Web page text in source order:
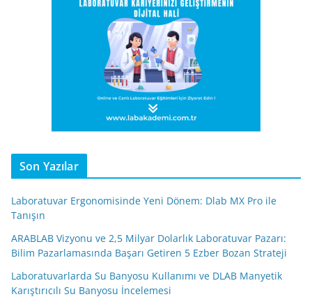
Son Yazılar
Laboratuvar Ergonomisinde Yeni Dönem: Dlab MX Pro ile
Tanışın
ARABLAB Vizyonu ve 2,5 Milyar Dolarlık Laboratuvar Pazarı:
Bilim Pazarlamasında Başarı Getiren 5 Ezber Bozan Strateji
Laboratuvarlarda Su Banyosu Kullanımı ve DLAB Manyetik
Karıştırıcılı Su Banyosu İncelemesi